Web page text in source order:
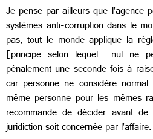
Je pense par ailleurs que l’agence
systèmes anti-corruption dans le
pas, tout le monde applique la
[principe selon lequel nul ne
pénalement une seconde fois à
car personne ne considère
même personne pour les mêmes
recommande de décider avant
juridiction soit concernée par l’affaire.